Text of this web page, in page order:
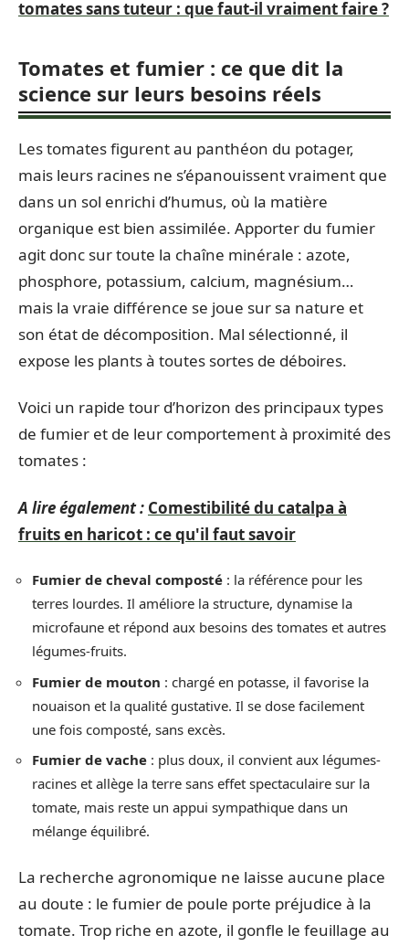
tomates sans tuteur : que faut-il vraiment faire ?
Tomates et fumier : ce que dit la
science sur leurs besoins réels
Les tomates figurent au panthéon du potager,
mais leurs racines ne s’épanouissent vraiment que
dans un sol enrichi d’humus, où la matière
organique est bien assimilée. Apporter du fumier
agit donc sur toute la chaîne minérale : azote,
phosphore, potassium, calcium, magnésium…
mais la vraie différence se joue sur sa nature et
son état de décomposition. Mal sélectionné, il
expose les plants à toutes sortes de déboires.
Voici un rapide tour d’horizon des principaux types
de fumier et de leur comportement à proximité des
tomates :
A lire également : Comestibilité du catalpa à
fruits en haricot : ce qu'il faut savoir
Fumier de cheval composté : la référence pour les
terres lourdes. Il améliore la structure, dynamise la
microfaune et répond aux besoins des tomates et autres
légumes-fruits.
Fumier de mouton : chargé en potasse, il favorise la
nouaison et la qualité gustative. Il se dose facilement
une fois composté, sans excès.
Fumier de vache : plus doux, il convient aux légumes-
racines et allège la terre sans effet spectaculaire sur la
tomate, mais reste un appui sympathique dans un
mélange équilibré.
La recherche agronomique ne laisse aucune place
au doute : le fumier de poule porte préjudice à la
tomate. Trop riche en azote, il gonfle le feuillage au